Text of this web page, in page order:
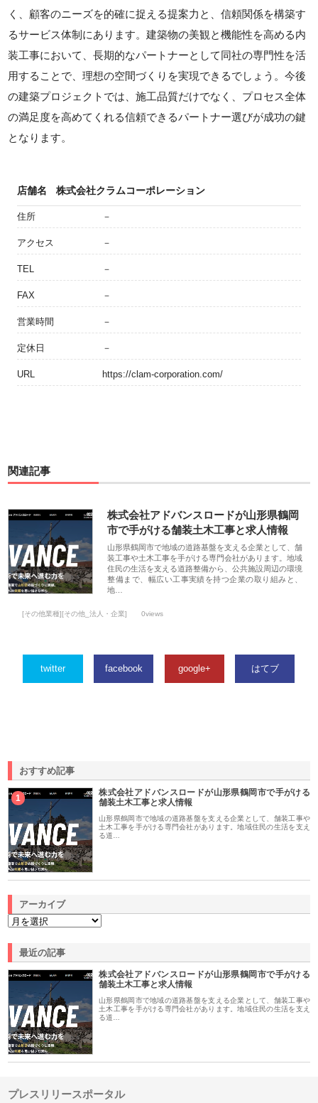
く、顧客のニーズを的確に捉える提案力と、信頼関係を構築す
るサービス体制にあります。建築物の美観と機能性を高める内
装工事において、長期的なパートナーとして同社の専門性を活
用することで、理想の空間づくりを実現できるでしょう。今後
の建築プロジェクトでは、施工品質だけでなく、プロセス全体
の満足度を高めてくれる信頼できるパートナー選びが成功の鍵
となります。
店舗名 株式会社クラムコーポレーション
住所 －
アクセス －
TEL －
FAX －
営業時間 －
定休日 －
URL https://clam-corporation.com/
関連記事
株式会社アドバンスロードが山形県鶴岡
市で手がける舗装土木工事と求人情報
山形県鶴岡市で地域の道路基盤を支える企業として、舗
装工事や土木工事を手がける専門会社があります。地域
住民の生活を支える道路整備から、公共施設周辺の環境
整備まで、幅広い工事実績を持つ企業の取り組みと、
地…
[その他業種][その他_法人・企業] 0views
twitter facebook google+ はてブ
おすすめ記事
1
株式会社アドバンスロードが山形県鶴岡市で手がける
舗装土木工事と求人情報
山形県鶴岡市で地域の道路基盤を支える企業として、舗装工事や
土木工事を手がける専門会社があります。地域住民の生活を支え
る道…
アーカイブ
最近の記事
株式会社アドバンスロードが山形県鶴岡市で手がける
舗装土木工事と求人情報
山形県鶴岡市で地域の道路基盤を支える企業として、舗装工事や
土木工事を手がける専門会社があります。地域住民の生活を支え
る道…
プレスリリースポータル